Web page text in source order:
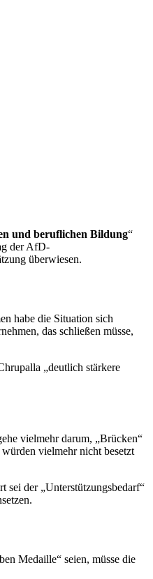
und beruflichen Bildung“
der AfD-
überwiesen.
habe die Situation sich
das schließen müsse,
„deutlich stärkere
vielmehr darum, „Brücken“
vielmehr nicht besetzt
sei der „Unterstützungsbedarf“
Medaille“ seien, müsse die